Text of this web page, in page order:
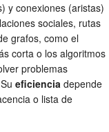
y conexiones (aristas)
sociales, rutas
grafos, como el
corta o los algoritmos
problemas
eficiencia depende
o lista de